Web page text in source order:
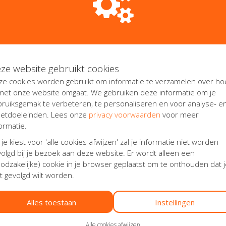
retargeting. Orange Babies gebruikt deze techniek om het
interesse hebben getoond in campagnes of producten van
overtuigd dat het weergeven van gepersonaliseerde
op pagina's van partners gebeurt met behulp van
van uw persoonsgegevens. Tevens kunt u bezwaar
om uw gegevens in machineleesbare vorm aan u aan te
tot de verwerking van uw persoonsgegevens ons
die wij naar aanleiding van het verzoek tot identificatie
Wanneer het gaat om inzage in persoonsgegevens
de instellingen van uw browser. Verzoeken kunt u richten
deze website
website aan of uitschakelen via de zgn. 'cookiebar'
onderaan deze pagina om uw cookie-instellingen voor
website gebruikt cookies
cookies worden gebruikt om informatie te verzamelen over
onze website omgaat. We gebruiken deze informatie om je
te verbeteren, te personaliseren en voor analyse-
Lees onze privacy voorwaarden voor meer
je kiest voor 'alle cookies afwijzen' zal je informatie niet worden
bij je bezoek aan deze website. Er wordt alleen een
cookie in je browser geplaatst om te onthouden dat
gevolgd wilt worden.
Alles toestaan Instellingen